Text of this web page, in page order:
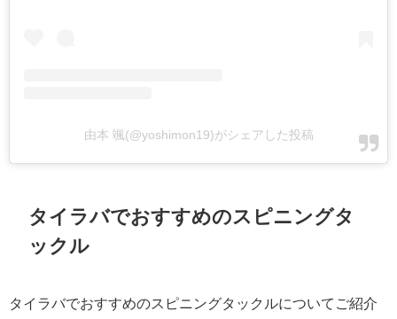
由本 颯(@yoshimon19)がシェアした投稿
タイラバでおすすめのスピニングタ
ックル
タイラバでおすすめのスピニングタックルについてご紹介